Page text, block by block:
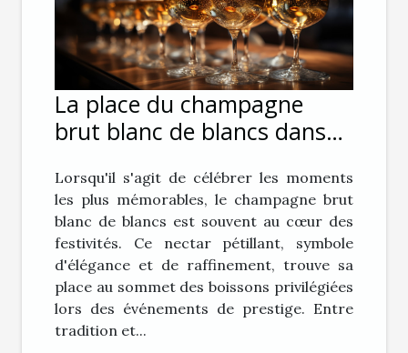
La place du champagne
brut blanc de blancs dans
Lorsqu'il s'agit de célébrer les moments
les plus mémorables, le champagne brut
blanc de blancs est souvent au cœur des
festivités. Ce nectar pétillant, symbole
d'élégance et de raffinement, trouve sa
place au sommet des boissons privilégiées
lors des événements de prestige. Entre
tradition et...